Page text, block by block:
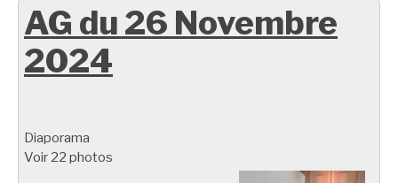
AG du 26 Novembre
2024
Diaporama
Voir 22 photos